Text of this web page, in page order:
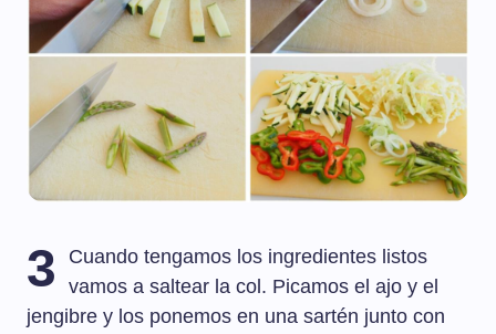
3
Cuando tengamos los ingredientes listos
vamos a saltear la col. Picamos el ajo y el
jengibre y los ponemos en una sartén junto con